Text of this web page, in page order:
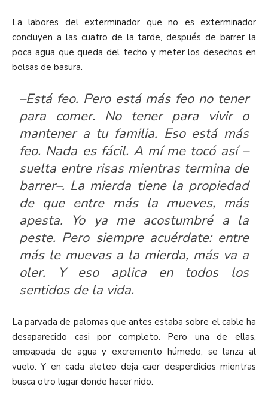
La labores del exterminador que no es exterminador
concluyen a las cuatro de la tarde, después de barrer la
poca agua que queda del techo y meter los desechos en
bolsas de basura.
–Está feo. Pero está más feo no tener
para comer. No tener para vivir o
mantener a tu familia. Eso está más
feo. Nada es fácil. A mí me tocó así –
suelta entre risas mientras termina de
barrer–. La mierda tiene la propiedad
de que entre más la mueves, más
apesta. Yo ya me acostumbré a la
peste. Pero siempre acuérdate: entre
más le muevas a la mierda, más va a
oler. Y eso aplica en todos los
sentidos de la vida.
La parvada de palomas que antes estaba sobre el cable ha
desaparecido casi por completo. Pero una de ellas,
empapada de agua y excremento húmedo, se lanza al
vuelo. Y en cada aleteo deja caer desperdicios mientras
busca otro lugar donde hacer nido.